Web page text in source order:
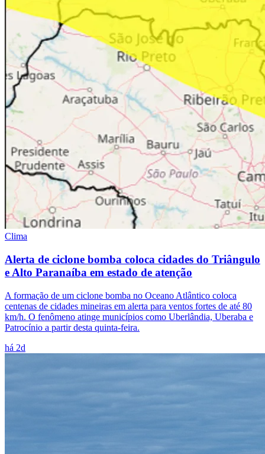
Clima
Alerta de ciclone bomba coloca cidades do Triângulo
e Alto Paranaíba em estado de atenção
A formação de um ciclone bomba no Oceano Atlântico coloca
centenas de cidades mineiras em alerta para ventos fortes de até 80
km/h. O fenômeno atinge municípios como Uberlândia, Uberaba e
Patrocínio a partir desta quinta-feira.
há 2d